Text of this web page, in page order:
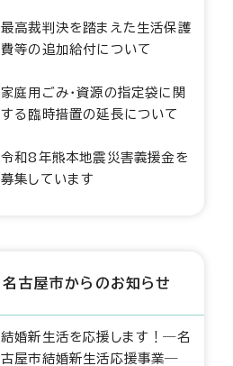
最高裁判決を踏まえた生活保護
費等の追加給付について
家庭用ごみ・資源の指定袋に関
する臨時措置の延長について
令和8年熊本地震災害義援金を
募集しています
名古屋市からのお知らせ
結婚新生活を応援します！―名
古屋市結婚新生活応援事業―